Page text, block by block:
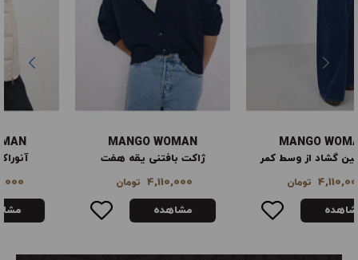
MANGO WOMAN
ژاکت بافتنی یقه هفت
4,110,000
مشاهده
MANGO WOMAN
آنوراک لحافی کلاه‌دار
8,990,000
مشاهده